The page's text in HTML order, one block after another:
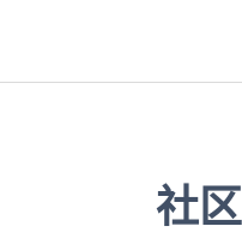
社